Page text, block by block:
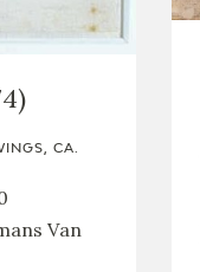
CA.
Van